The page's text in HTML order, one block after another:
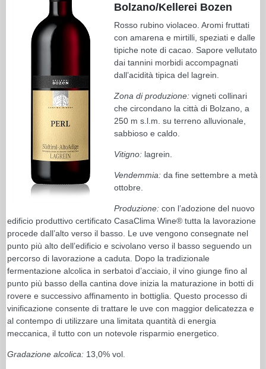
Bolzano/Kellerei Bozen
Rosso rubino violaceo. Aromi fruttati
con amarena e mirtilli, speziati e dalle
tipiche note di cacao. Sapore vellutato
dai tannini morbidi accompagnati
dall’acidità tipica del lagrein.
Zona di produzione: vigneti collinari
che circondano la città di Bolzano, a
250 m s.l.m. su terreno alluvionale,
sabbioso e caldo.
Vitigno: lagrein.
Vendemmia: da fine settembre a metà
ottobre.
Produzione: con l’adozione del nuovo
edificio produttivo certificato CasaClima Wine® tutta la lavorazione
procede dall’alto verso il basso. Le uve vengono consegnate nel
punto più alto dell’edificio e scivolano verso il basso seguendo un
percorso di lavorazione a caduta. Dopo la tradizionale
fermentazione alcolica in serbatoi d’acciaio, il vino giunge fino al
punto più basso della cantina dove inizia la maturazione in botti di
rovere e successivo affinamento in bottiglia. Questo processo di
vinificazione consente di trattare le uve con maggior delicatezza e
al contempo di utilizzare una limitata quantità di energia
meccanica, il tutto con un notevole risparmio energetico.
Gradazione alcolica: 13,0% vol.